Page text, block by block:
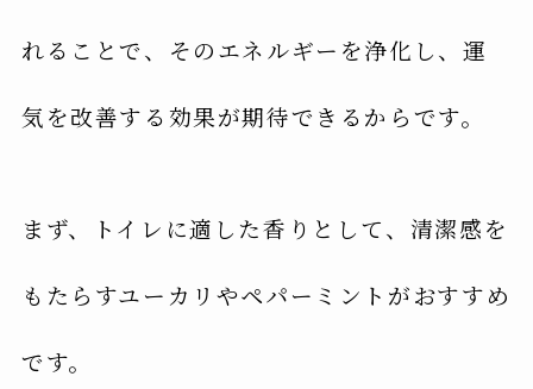
れることで、そのエネルギーを浄化し、運
気を改善する効果が期待できるからです。
まず、トイレに適した香りとして、清潔感を
もたらすユーカリやペパーミントがおすすめ
です。